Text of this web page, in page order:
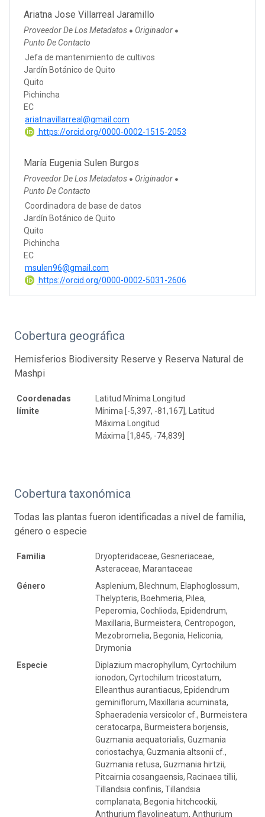
Ariatna Jose Villarreal Jaramillo
Proveedor De Los Metadatos ● Originador ●
Punto De Contacto
Jefa de mantenimiento de cultivos
Jardín Botánico de Quito
Quito
Pichincha
EC
ariatnavillarreal@gmail.com
https://orcid.org/0000-0002-1515-2053
María Eugenia Sulen Burgos
Proveedor De Los Metadatos ● Originador ●
Punto De Contacto
Coordinadora de base de datos
Jardín Botánico de Quito
Quito
Pichincha
EC
msulen96@gmail.com
https://orcid.org/0000-0002-5031-2606
Cobertura geográfica
Hemisferios Biodiversity Reserve y Reserva Natural de
Mashpi
Coordenadas
límite
Latitud Mínima Longitud
Mínima [-5,397, -81,167], Latitud
Máxima Longitud
Máxima [1,845, -74,839]
Cobertura taxonómica
Todas las plantas fueron identificadas a nivel de familia,
género o especie
Familia
Dryopteridaceae, Gesneriaceae,
Asteraceae, Marantaceae
Género
Asplenium, Blechnum, Elaphoglossum,
Thelypteris, Boehmeria, Pilea,
Peperomia, Cochlioda, Epidendrum,
Maxillaria, Burmeistera, Centropogon,
Mezobromelia, Begonia, Heliconia,
Drymonia
Especie
Diplazium macrophyllum, Cyrtochilum
ionodon, Cyrtochilum tricostatum,
Elleanthus aurantiacus, Epidendrum
geminiflorum, Maxillaria acuminata,
Sphaeradenia versicolor cf., Burmeistera
ceratocarpa, Burmeistera borjensis,
Guzmania aequatorialis, Guzmania
coriostachya, Guzmania altsonii cf.,
Guzmania retusa, Guzmania hirtzii,
Pitcairnia cosangaensis, Racinaea tillii,
Tillandsia confinis, Tillandsia
complanata, Begonia hitchcockii,
Anthurium flavolineatum, Anthurium